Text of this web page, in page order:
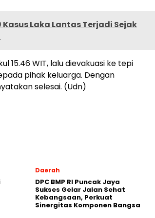
Kasus Laka Lantas Terjadi Sejak
15.46 WIT, lalu dievakuasi ke tepi
pihak keluarga. Dengan
selesai. (Udn)
Daerah
DPC BMP RI Puncak Jaya
Sukses Gelar Jalan Sehat
Kebangsaan, Perkuat
Sinergitas Komponen Bangsa